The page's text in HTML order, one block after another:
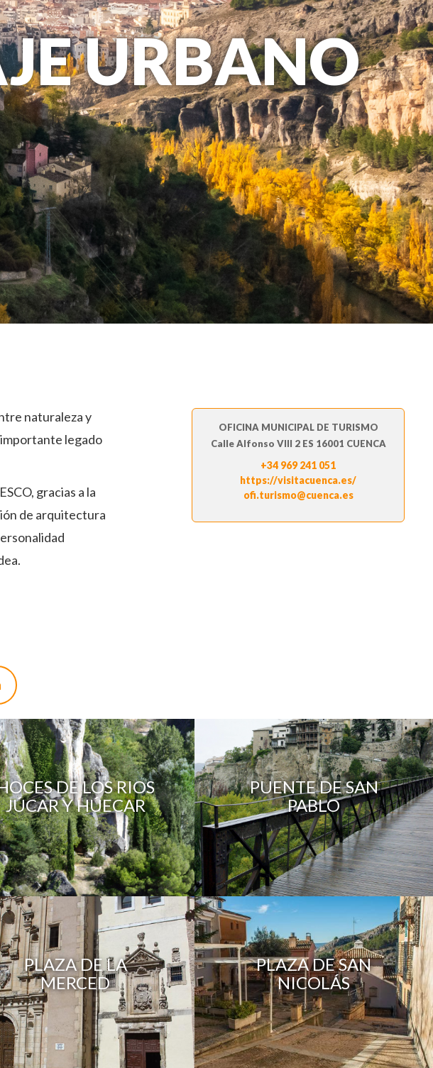
URBANO
naturaleza y
legado
gracias a la
de arquitectura
OFICINA MUNICIPAL DE TURISMO
Calle Alfonso VIII 2 ES 16001 CUENCA
+34 969 241 051
https://visitacuenca.es/
ofi.turismo@cuenca.es
DE LOS RIOS
JÚCAR Y HÚECAR
PUENTE DE SAN
PABLO
PLAZA DE LA
MERCED
PLAZA DE SAN
NICOLÁS